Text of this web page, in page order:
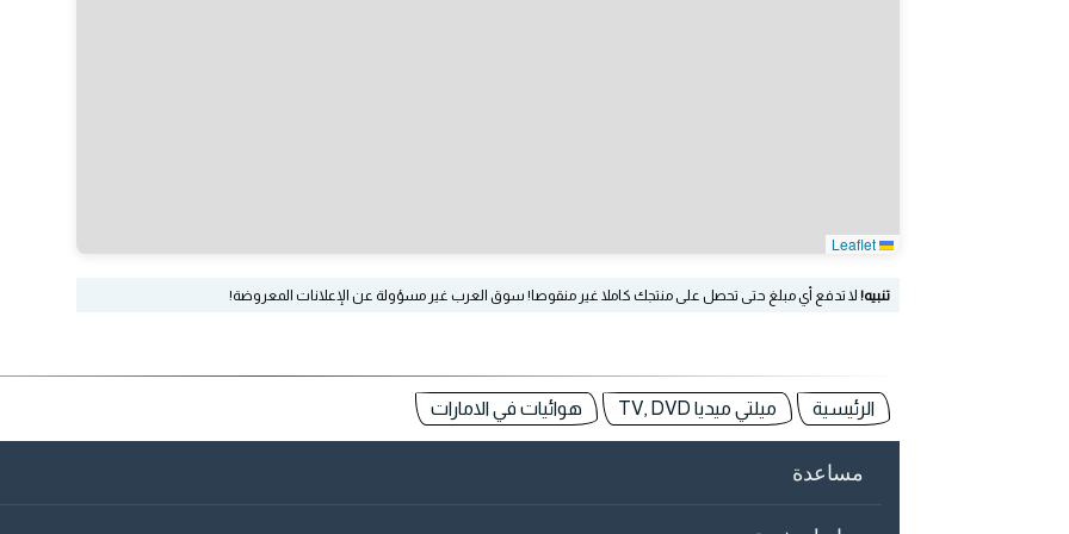
تنبيه! لا تدفع أي مبلغ حتى تحصل على منتجك كاملا غير منقوصا! سوق العرب غير مسؤولة عن الإعلانات المعروضة!
الرئيسية ميلتي ميديا TV, DVD هوائيات في الامارات
مساعدة